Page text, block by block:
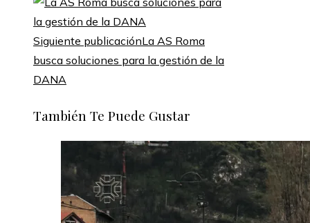
Siguiente publicaciónLa AS Roma
busca soluciones para la gestión de la
DANA
También Te Puede Gustar